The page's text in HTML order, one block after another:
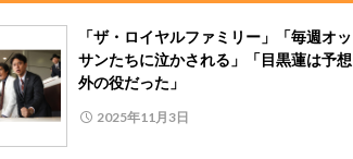
「ザ・ロイヤルファミリー」「毎週オッ
サンたちに泣かされる」「目黒蓮は予想
外の役だった」
2025年11月3日